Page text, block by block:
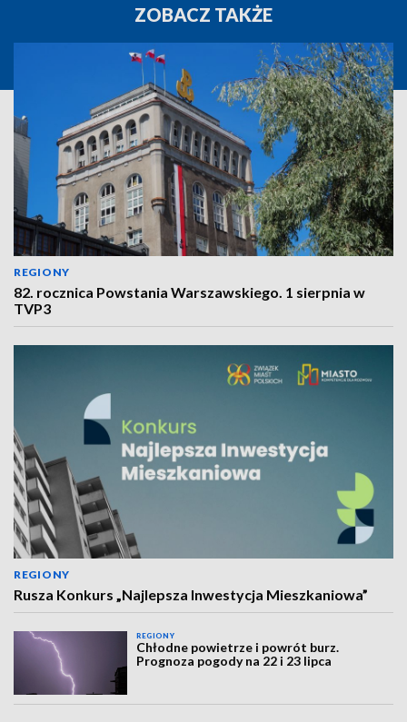
ZOBACZ TAKŻE
REGIONY
82. rocznica Powstania Warszawskiego. 1 sierpnia w
TVP3
REGIONY
Rusza Konkurs „Najlepsza Inwestycja Mieszkaniowa”
REGIONY
Chłodne powietrze i powrót burz.
Prognoza pogody na 22 i 23 lipca